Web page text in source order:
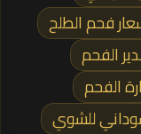
فحم الطلح
الفحم
الفحم
للشوي